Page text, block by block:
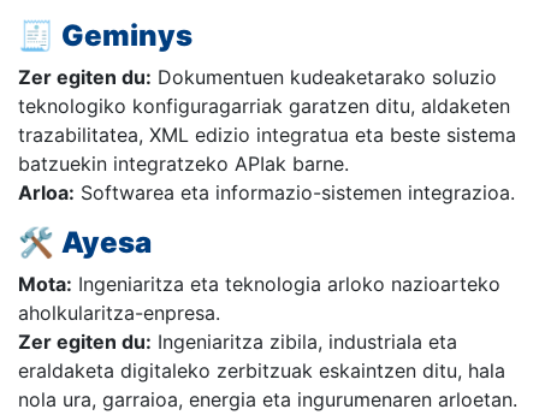
🧾 Geminys
Zer egiten du: Dokumentuen kudeaketarako soluzio
teknologiko konfiguragarriak garatzen ditu, aldaketen
trazabilitatea, XML edizio integratua eta beste sistema
batzuekin integratzeko APIak barne.
Arloa: Softwarea eta informazio-sistemen integrazioa.
🛠️ Ayesa
Mota: Ingeniaritza eta teknologia arloko nazioarteko
aholkularitza-enpresa.
Zer egiten du: Ingeniaritza zibila, industriala eta
eraldaketa digitaleko zerbitzuak eskaintzen ditu, hala
nola ura, garraioa, energia eta ingurumenaren arloetan.